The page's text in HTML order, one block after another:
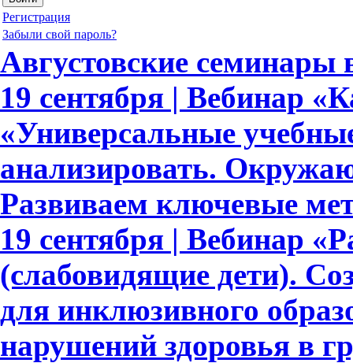
Регистрация
Забыли свой пароль?
Августовские
19 сентября | Вебинар
«Универсальные
анализировать.
Развиваем ключевые
19 сентября | Вебинар
(слабовидящие дети).
для инклюзивного
нарушений здоровья в